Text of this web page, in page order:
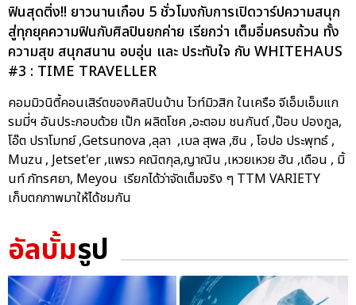
ฟินสุดติ่ง!! ยาวนานเกือบ 5 ชั่วโมงกับการเปิดวาร์ปความสนุก
สู่ทุกยุคความฟินกับศิลปินยกค่าย เรียกว่า เต็มอิ่มครบถ้วน ทั้ง
ความสุข สนุกสนาน อบอุ่น และ ประทับใจ กับ WHITEHAUS
#3 : TIME TRAVELLER
คอมมิวนิตี้คอนเสิร์ตของศิลปินบ้าน ไวท์มิวสิก ในเครือ จีเอ็มเอ็มแก
รมมี่ฯ อันประกอบด้วย เป๊ก ผลิตโชค ,อะตอม ชนกันต์ ,ป๊อบ ปองกูล,
โอ๊ต ปราโมทย์ ,Getsunova ,ลุลา ,เบล สุพล ,ซิน , โอปอ ประพุทธ์ ,
Muzu , Jetset'er ,แพรว คณิตกุล,ญาณิน ,เหวยเหวย ฮัน ,เดือน , มิ้
นท์ ภัทรศยา, Meyou เรียกได้ว่าจัดเต็มจริง ๆ TTM VARIETY
เก็บตกภาพมาให้ได้ชมกัน
อัลบั้มรูป